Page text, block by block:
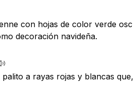
con hojas de color verde
decoración navideña.
a rayas rojas y blancas